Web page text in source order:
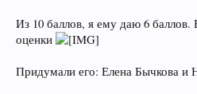
Из 10 баллов, я ему даю 6
оценки
Придумали его: Елена Бычкова и